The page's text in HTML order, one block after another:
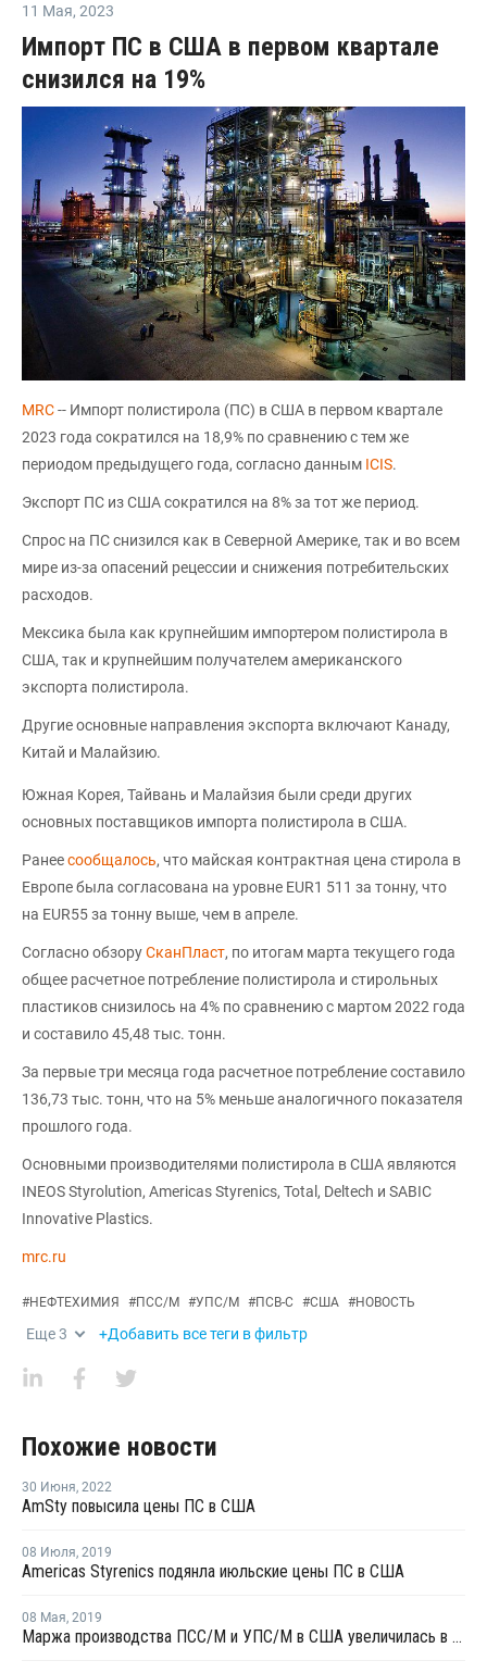
11 Мая, 2023
Импорт ПС в США в первом квартале
снизился на 19%
MRC-- Импорт полистирола (ПС) в США в первом квартале
2023 года сократился на 18,9% по сравнению с тем же
периодом предыдущего года, согласно данным ICIS.
Экспорт ПС из США сократился на 8% за тот же период.
Спрос на ПС снизился как в Северной Америке, так и во всем
мире из-за опасений рецессии и снижения потребительских
расходов.
Мексика была как крупнейшим импортером полистирола в
США, так и крупнейшим получателем американского
экспорта полистирола.
Другие основные направления экспорта включают Канаду,
Китай и Малайзию.
Южная Корея, Тайвань и Малайзия были среди других
основных поставщиков импорта полистирола в США.
Ранеесообщалось, что майская контрактная цена стирола в
Европе была согласована на уровне EUR1 511 за тонну, что
на EUR55 за тонну выше, чем в апреле.
Согласно обзоруСканПласт, по итогам марта текущего года
общее расчетное потребление полистирола и стирольных
пластиков снизилось на 4% по сравнению с мартом 2022 года
и составило 45,48 тыс. тонн.
За первые три месяца года расчетное потребление составило
136,73 тыс. тонн, что на 5% меньше аналогичного показателя
прошлого года.
Основными производителями полистирола в США являются
INEOS Styrolution, Americas Styrenics, Total, Deltech и SABIC
Innovative Plastics.
mrc.ru
#НЕФТЕХИМИЯ #ПСС/М #УПС/М #ПСВ-С #США #НОВОСТЬ
Еще3 +Добавить все теги в фильтр
Похожие новости
30 Июня, 2022
AmSty повысила цены ПС в США
08 Июля, 2019
Americas Styrenics подянла июльские цены ПС в США
08 Мая, 2019
Маржа производства ПСC/М и УПС/М в США увеличилась в апреле